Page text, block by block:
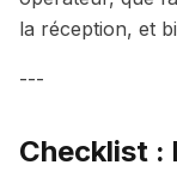
la réception, et
---
Checklist :